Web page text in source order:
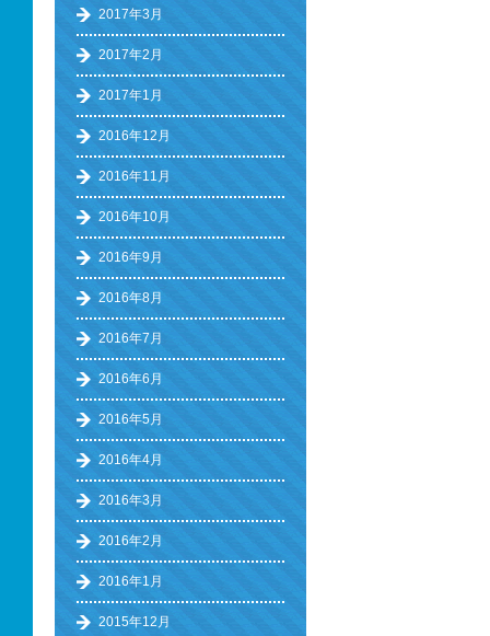
2017年3月
2017年2月
2017年1月
2016年12月
2016年11月
2016年10月
2016年9月
2016年8月
2016年7月
2016年6月
2016年5月
2016年4月
2016年3月
2016年2月
2016年1月
2015年12月